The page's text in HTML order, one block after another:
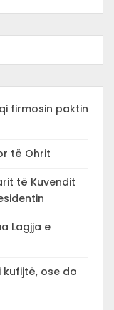
firmosin paktin
të Ohrit
të Kuvendit
Lagjja e
kufijtë, ose do